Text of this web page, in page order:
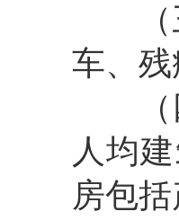
（
车、
（
人均
房包